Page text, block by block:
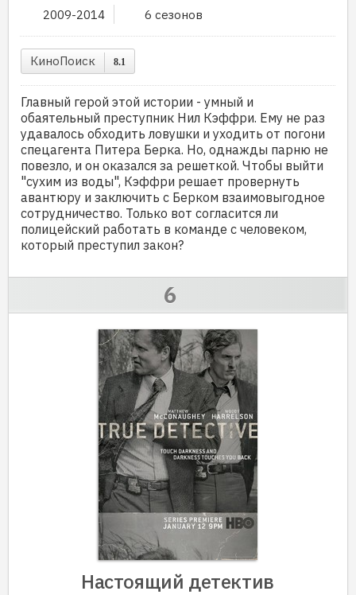
2009-2014 6 сезонов
КиноПоиск 8.1
Главный герой этой истории - умный и
обаятельный преступник Нил Кэффри. Ему не раз
удавалось обходить ловушки и уходить от погони
спецагента Питера Берка. Но, однажды парню не
повезло, и он оказался за решеткой. Чтобы выйти
"сухим из воды", Кэффри решает провернуть
авантюру и заключить с Берком взаимовыгодное
сотрудничество. Только вот согласится ли
полицейский работать в команде с человеком,
который преступил закон?
Настоящий детектив